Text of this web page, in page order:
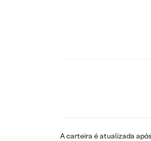
A carteira é atualizada